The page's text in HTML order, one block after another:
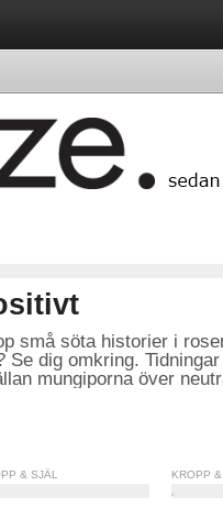
små söta historier i
dig omkring.
mungiporna över
& SJÄL KROPP